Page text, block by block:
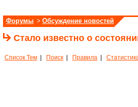
Форумы > Обсуждение новостей
Стало известно о
Список Тем Поиск Правила